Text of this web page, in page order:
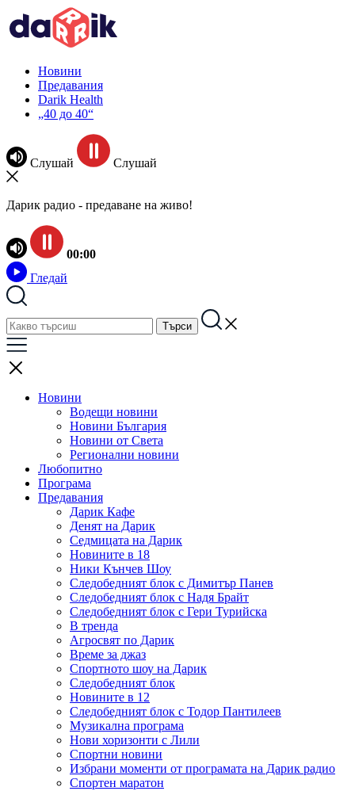
Новини
Предавания
Darik Health
„40 до 40“
Слушай Слушай
Дарик радио - предаване на живо!
00:00
Гледай
Новини
Водещи новини
Новини България
Новини от Света
Регионални новини
Любопитно
Програма
Предавания
Дарик Кафе
Денят на Дарик
Седмицата на Дарик
Новините в 18
Ники Кънчев Шоу
Следобедният блок с Димитър Панев
Следобедният блок с Надя Брайт
Следобедният блок с Гери Турийска
В тренда
Агросвят по Дарик
Време за джаз
Спортното шоу на Дарик
Следобедният блок
Новините в 12
Следобедният блок с Тодор Пантилеев
Музикална програма
Нови хоризонти с Лили
Спортни новини
Избрани моменти от програмата на Дарик радио
Спортен маратон